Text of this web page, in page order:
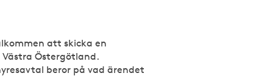
att skicka en
Östergötland.
beror på vad ärendet